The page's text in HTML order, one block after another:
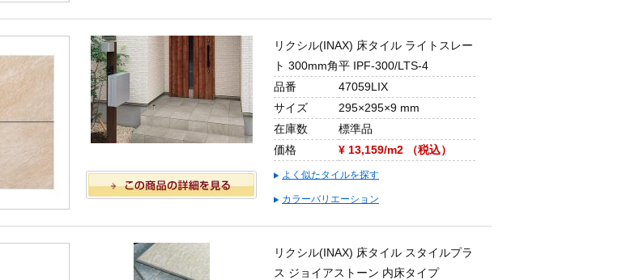
リクシル(INAX) 床タイル ライトスレー
ト 300mm角平 IPF-300/LTS-4
品番
47059LIX
サイズ
295×295×9 mm
在庫数
標準品
価格
¥ 13,159/m2 （税込）
よく似たタイルを探す
カラーバリエーション
リクシル(INAX) 床タイル スタイルプラ
ス ジョイアストーン 内床タイプ